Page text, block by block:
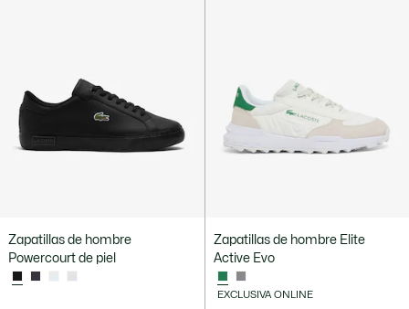
Zapatillas de hombre
Powercourt de piel
Zapatillas de hombre Elite
Active Evo
EXCLUSIVA ONLINE